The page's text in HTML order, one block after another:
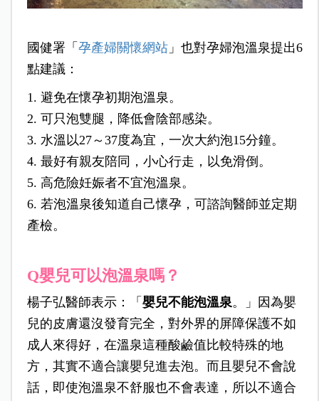
國健署「 孕產婦關懷網站」也對孕婦泡溫泉提出6
點建議：
1. 避免在懷孕初期泡溫泉。
2. 可只泡雙腿，降低會陰部感染。
3. 水溫以27～37度為宜，一次大約泡15分鐘。
4. 最好有親友陪同，小心行走，以免滑倒。
5. 高危險妊娠者不宜泡溫泉。
6. 若泡溫泉後知道自己懷孕，可諮詢醫師並定期
產檢。
Q嬰兒可以泡溫泉嗎？
楊子弘醫師表示：「 嬰兒不能泡溫泉。」因為嬰
兒的皮膚還沒發育完全，對外界的屏障保護不如
成人來得好，在溫泉這種酸鹼值比較特殊的地
方，其實不適合讓嬰兒進去泡。而且嬰兒不會說
話，即使泡溫泉不舒服也不會表達，所以不適合